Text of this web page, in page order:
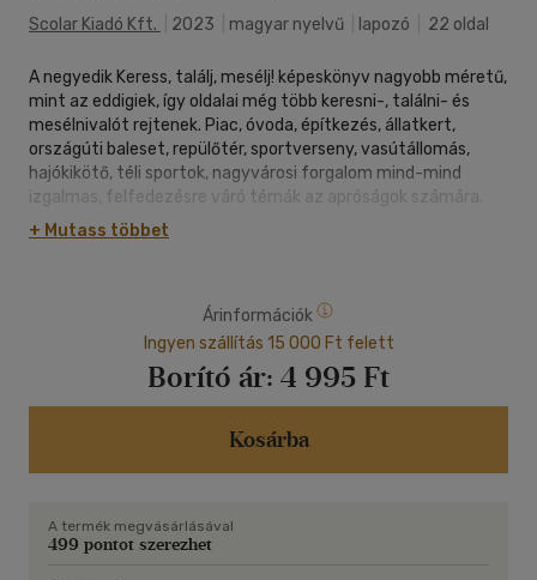
Scolar Kiadó Kft.
2023 magyar nyelvű lapozó 22 oldal
A negyedik Keress, találj, mesélj! képeskönyv nagyobb méretű,
mint az eddigiek, így oldalai még több keresni-, találni- és
mesélnivalót rejtenek. Piac, óvoda, építkezés, állatkert,
országúti baleset, repülőtér, sportverseny, vasútállomás,
hajókikötő, téli sportok, nagyvárosi forgalom mind-mind
izgalmas, felfedezésre váró témák az apróságok számára.
+ Mutass többet
Árinformációk
Ingyen szállítás 15 000 Ft felett
Borító ár: 4 995 Ft
Kosárba
A termék megvásárlásával
499 pontot szerezhet